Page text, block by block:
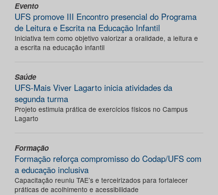
Evento
UFS promove III Encontro presencial do Programa
de Leitura e Escrita na Educação Infantil
Iniciativa tem como objetivo valorizar a oralidade, a leitura e
a escrita na educação infantil
Saúde
UFS-Mais Viver Lagarto inicia atividades da
segunda turma
Projeto estimula prática de exercícios físicos no Campus
Lagarto
Formação
Formação reforça compromisso do Codap/UFS com
a educação inclusiva
Capacitação reuniu TAE’s e terceirizados para fortalecer
práticas de acolhimento e acessibilidade